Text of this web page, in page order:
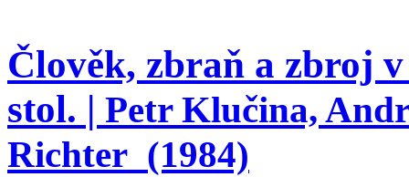
Člověk, zbraň a zbroj
stol. | Petr Klučina,
Richter (1984)